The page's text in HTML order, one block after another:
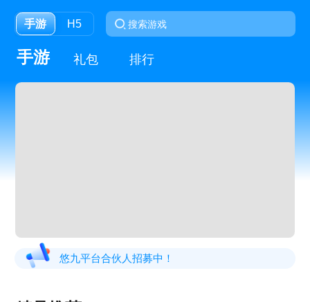
手游 H5
手游 礼包 排行
悠九平台合伙人招募中！